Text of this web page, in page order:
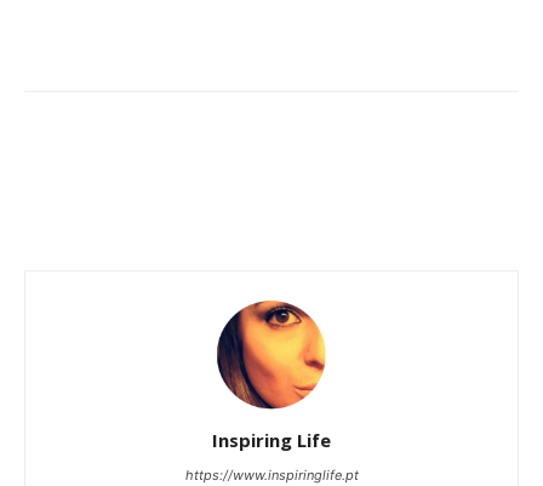
Inspiring Life
https://www.inspiringlife.pt